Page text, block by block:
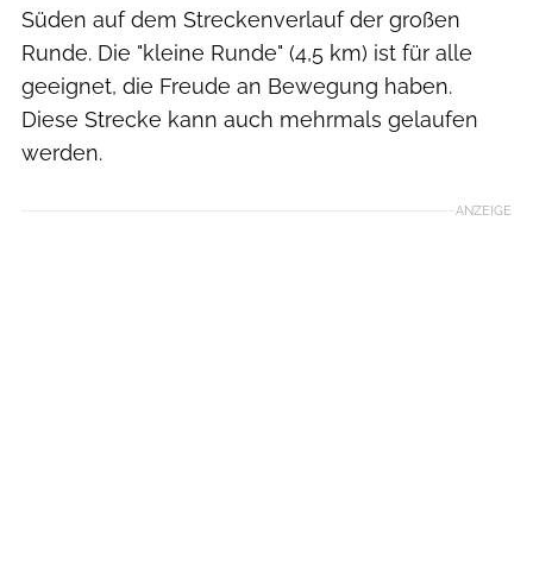
Süden auf dem Streckenverlauf der großen
Runde. Die "kleine Runde" (4,5 km) ist für alle
geeignet, die Freude an Bewegung haben.
Diese Strecke kann auch mehrmals gelaufen
werden.
ANZEIGE